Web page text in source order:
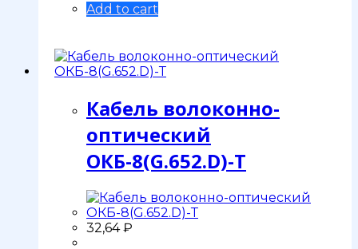
Add to cart
Кабель волоконно-
оптический
ОКБ-8(G.652.D)-Т
32,64₽